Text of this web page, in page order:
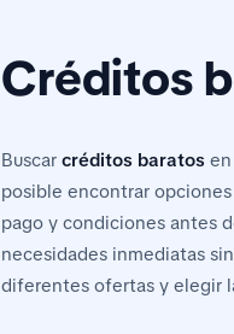
Créditos
Buscar créditos baratos
posible encontrar
pago y condiciones antes
necesidades inmediatas
diferentes ofertas y elegir